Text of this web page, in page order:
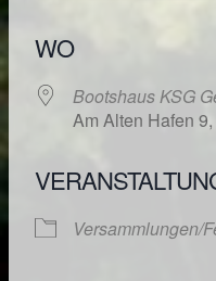
WO
Bootshaus KSG
Am Alten Hafen
Versammlungen/